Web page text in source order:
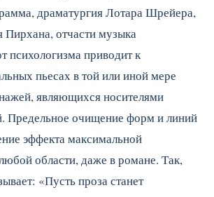
драматургия Лотара Шрейера,
отчасти музыка
психологизма приводит к
пьесах в той или иной мере
являющихся носителями
Предельное очищение форм и линий
эффекта максимальной
области, даже в романе. Так,
«Пусть проза станет